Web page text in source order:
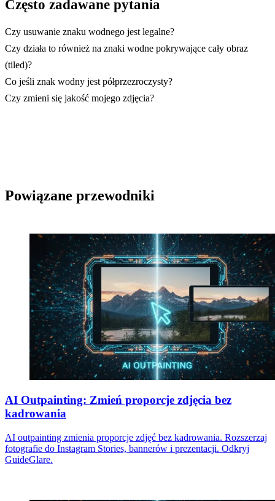
Często zadawane pytania
Czy usuwanie znaku wodnego jest legalne?
Czy działa to również na znaki wodne pokrywające cały obraz
(tiled)?
Co jeśli znak wodny jest półprzezroczysty?
Czy zmieni się jakość mojego zdjęcia?
Powiązane przewodniki
AI Outpainting: Zmień proporcje zdjęcia bez
kadrowania
AI outpainting zmienia proporcje zdjęć bez kadrowania. Rozszerzaj
fotografie do Instagram Stories, bannerów i prezentacji. Odkryj
GuideGlare.